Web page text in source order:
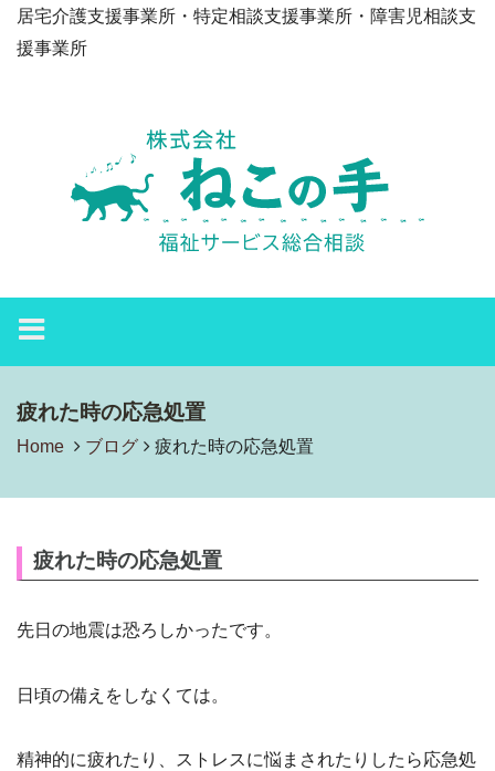
居宅介護支援事業所・特定相談支援事業所・障害児相談支
援事業所
疲れた時の応急処置
Home ブログ 疲れた時の応急処置
疲れた時の応急処置
先日の地震は恐ろしかったです。
日頃の備えをしなくては。
精神的に疲れたり、ストレスに悩まされたりしたら応急処